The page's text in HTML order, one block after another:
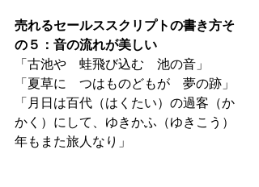
売れるセールススクリプトの書き方そ
の５：音の流れが美しい
「古池や　蛙飛び込む　池の音」
「夏草に　つはものどもが　夢の跡」
「月日は百代（はくたい）の過客（か
かく）にして、ゆきかふ（ゆきこう）
年もまた旅人なり」